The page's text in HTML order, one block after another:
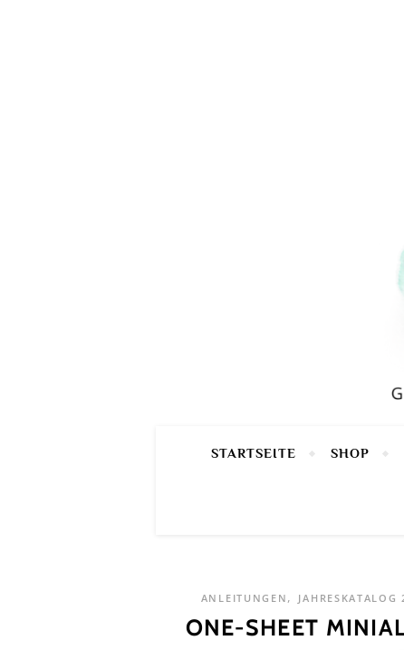
STARTSEITE SHOP
ANLEITUNGEN , JAHRESKATALOG
ONE-SHEET